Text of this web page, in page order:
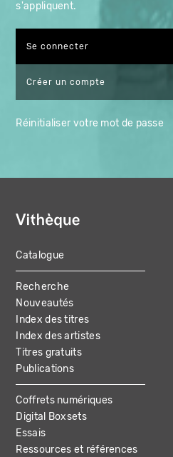
s'appliquent.
Créer un compte
Réinitialiser votre mot de passe
MAIN
NAVIGATION
Catalogue
Recherche
Nouveautés
Index des titres
Index des artistes
Titres gratuits
Publications
Coffrets numériques
Digital Boxsets
Essais
Ressources et références